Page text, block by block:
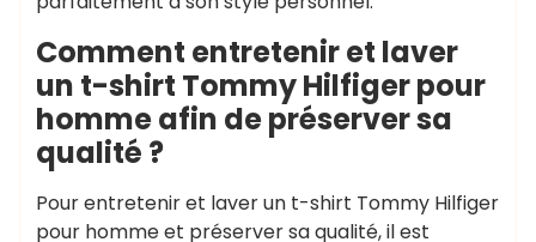
Comment entretenir et laver
un t-shirt Tommy Hilfiger pour
homme afin de préserver sa
qualité ?
Pour entretenir et laver un t-shirt Tommy Hilfiger
pour homme et préserver sa qualité, il est